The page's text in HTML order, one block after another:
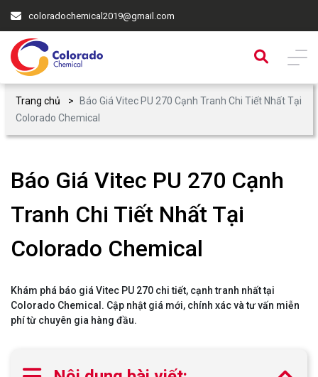
coloradochemical2019@gmail.com
Trang chủ
Báo Giá Vitec PU 270 Cạnh Tranh Chi Tiết Nhất Tại
Colorado Chemical
Báo Giá Vitec PU 270 Cạnh
Tranh Chi Tiết Nhất Tại
Colorado Chemical
Khám phá báo giá Vitec PU 270 chi tiết, cạnh tranh nhất tại
Colorado Chemical. Cập nhật giá mới, chính xác và tư vấn miễn
phí từ chuyên gia hàng đầu.